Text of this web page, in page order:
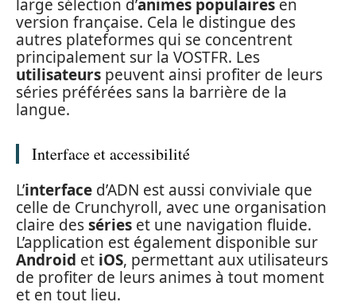
large sélection d’animes populaires en
version française. Cela le distingue des
autres plateformes qui se concentrent
principalement sur la VOSTFR. Les
utilisateurs peuvent ainsi profiter de leurs
séries préférées sans la barrière de la
langue.
Interface et accessibilité
L’interface d’ADN est aussi conviviale que
celle de Crunchyroll, avec une organisation
claire desséries et une navigation fluide.
L’application est également disponible sur
Android et iOS, permettant aux utilisateurs
de profiter de leurs animes à tout moment
et en tout lieu.